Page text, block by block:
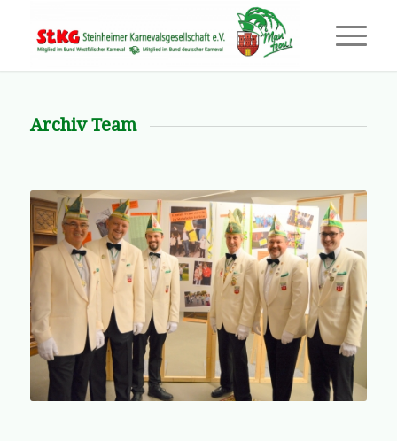
Archiv Team